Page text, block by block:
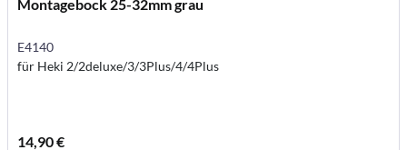
Montagebock 25-32mm grau
E4140
für Heki 2/2deluxe/3/3Plus/4/4Plus
14,90 €